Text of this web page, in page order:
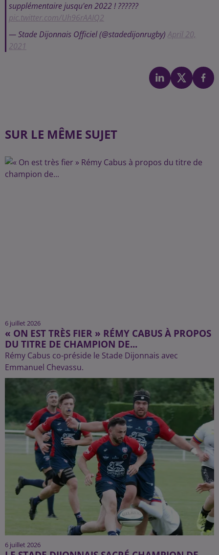
supplémentaire jusqu'en 2022 ! ??????
pic.twitter.com/Uh96rAAIQ2
— Stade Dijonnais Officiel (@stadedijonrugby) April 20,
2021
SUR LE MÊME SUJET
6 juillet 2026
« ON EST TRÈS FIER » RÉMY CABUS À PROPOS
DU TITRE DE CHAMPION DE...
Rémy Cabus co-préside le Stade Dijonnais avec
Emmanuel Chevassu.
6 juillet 2026